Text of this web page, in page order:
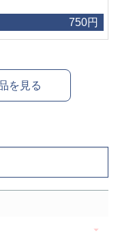
750円
を見る